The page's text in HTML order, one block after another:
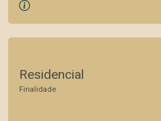
Residencial
Finalidade